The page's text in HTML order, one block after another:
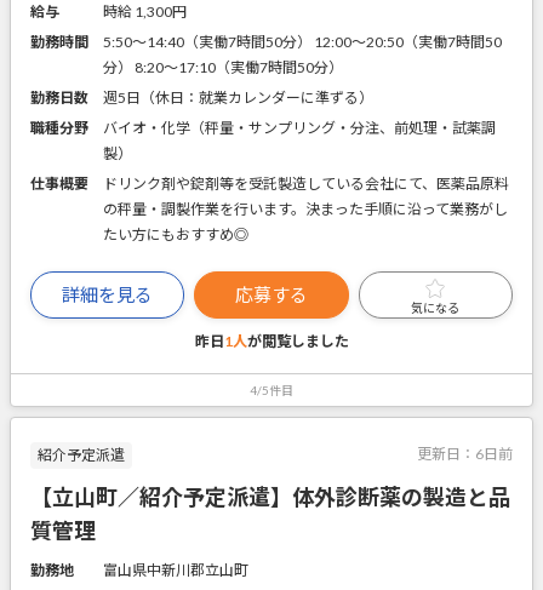
給与
時給 1,300円
勤務時間
5:50～14:40（実働7時間50分） 12:00～20:50（実働7時間50
分） 8:20～17:10（実働7時間50分）
勤務日数
週5日（休日：就業カレンダーに準ずる）
職種分野
バイオ・化学（秤量・サンプリング・分注、前処理・試薬調
製）
仕事概要
ドリンク剤や錠剤等を受託製造している会社にて、医薬品原料
の秤量・調製作業を行います。決まった手順に沿って業務がし
たい方にもおすすめ◎
詳細を見る 応募する
気になる
昨日1人が閲覧しました
4/5件目
紹介予定派遣 更新日： 6日前
【立山町／紹介予定派遣】体外診断薬の製造と品
質管理
勤務地
富山県中新川郡立山町